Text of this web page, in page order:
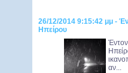
26/12/2014 9:15:42 μμ -
Hπείρου
αν...